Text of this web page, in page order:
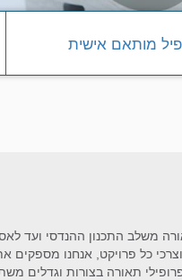
מותאם אישית
משלב התכנון ההנדסי ועד
וצרכי כל פרויקט, אנחנו
תאורה בצורות וגדלים